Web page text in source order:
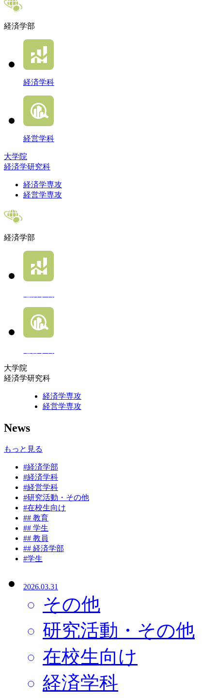
経済学部
経済学科
経営学科
大学院
経済学研究科
経済学専攻
経営学専攻
経済学部
大学院
経済学研究科
経済学専攻
経営学専攻
News
もっと見る
#経済学部
#経済学科
#経営学科
#研究活動・その他
#在校生向け
## 教育
## 学生
## 教員
## 経済学部
#学生
2026.03.31
その他
研究活動・その他
在校生向け
経済学科